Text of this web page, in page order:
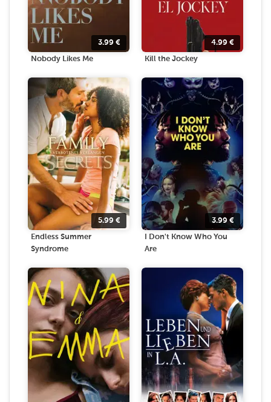
3.99 €
Nobody Likes Me
4.99 €
Kill the Jockey
5.99 €
Endless Summer
Syndrome
3.99 €
I Don't Know Who You
Are